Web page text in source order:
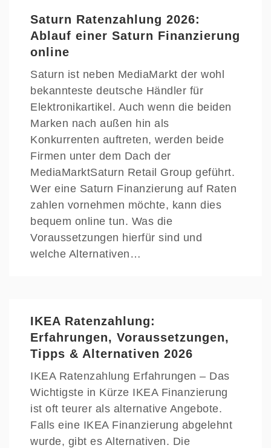
Saturn Ratenzahlung 2026:
Ablauf einer Saturn Finanzierung
online
Saturn ist neben MediaMarkt der wohl
bekannteste deutsche Händler für
Elektronikartikel. Auch wenn die beiden
Marken nach außen hin als
Konkurrenten auftreten, werden beide
Firmen unter dem Dach der
MediaMarktSaturn Retail Group geführt.
Wer eine Saturn Finanzierung auf Raten
zahlen vornehmen möchte, kann dies
bequem online tun. Was die
Voraussetzungen hierfür sind und
welche Alternativen…
IKEA Ratenzahlung:
Erfahrungen, Voraussetzungen,
Tipps & Alternativen 2026
IKEA Ratenzahlung Erfahrungen – Das
Wichtigste in Kürze IKEA Finanzierung
ist oft teurer als alternative Angebote.
Falls eine IKEA Finanzierung abgelehnt
wurde, gibt es Alternativen. Die